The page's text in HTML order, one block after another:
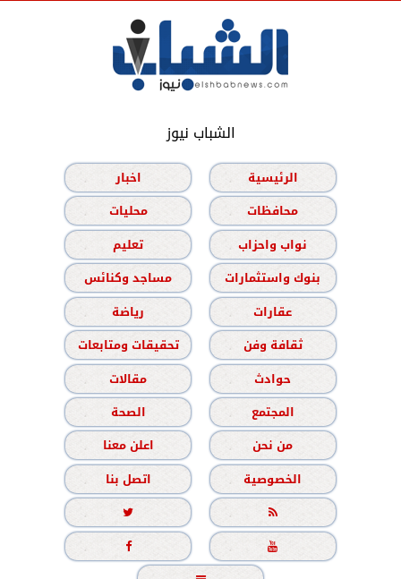
الشباب نيوز
الرئيسية
اخبار
محافظات
محليات
نواب واحزاب
تعليم
بنوك واستثمارات
مساجد وكنائس
عقارات
رياضة
ثقافة وفن
تحقيقات ومتابعات
حوادث
مقالات
المجتمع
الصحة
من نحن
اعلن معنا
الخصوصية
اتصل بنا



